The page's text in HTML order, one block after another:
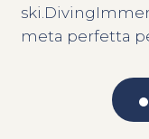
meta perfetta